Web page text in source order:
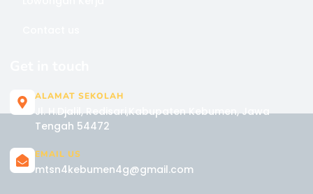
ALAMAT SEKOLAH
Jl. H.Djalil, Redisari,Kabupaten Kebumen, Jawa
Tengah 54472
EMAIL US
mtsn4kebumen4g@gmail.com